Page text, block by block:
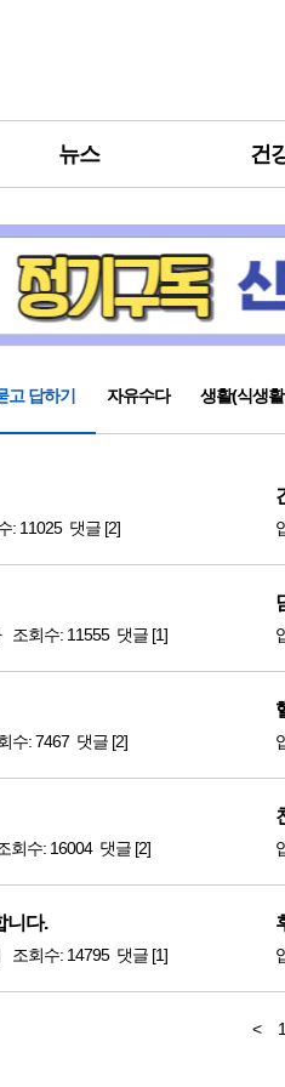
뉴스 건
고 답하기 자유수다 생활(식생
: 11025 댓글 [2]
조회수: 11555 댓글 [1]
수: 7467 댓글 [2]
회수: 16004 댓글 [2]
니다.
조회수: 14795 댓글 [1]
<